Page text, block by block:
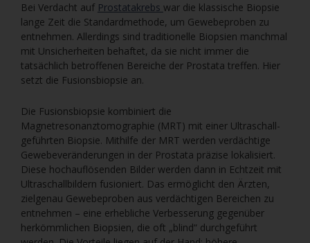
Bei Verdacht auf Prostatakrebs war die klassische Biopsie
lange Zeit die Standardmethode, um Gewebeproben zu
entnehmen. Allerdings sind traditionelle Biopsien manchmal
mit Unsicherheiten behaftet, da sie nicht immer die
tatsächlich betroffenen Bereiche der Prostata treffen. Hier
setzt die Fusionsbiopsie an.
Die Fusionsbiopsie kombiniert die
Magnetresonanztomographie (MRT) mit einer Ultraschall-
geführten Biopsie. Mithilfe der MRT werden verdächtige
Gewebeveränderungen in der Prostata präzise lokalisiert.
Diese hochauflösenden Bilder werden dann in Echtzeit mit
Ultraschallbildern fusioniert. Das ermöglicht den Ärzten,
zielgenau Gewebeproben aus verdächtigen Bereichen zu
entnehmen – eine erhebliche Verbesserung gegenüber
herkömmlichen Biopsien, die oft „blind“ durchgeführt